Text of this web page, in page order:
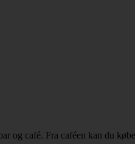
café. Fra caféen kan du